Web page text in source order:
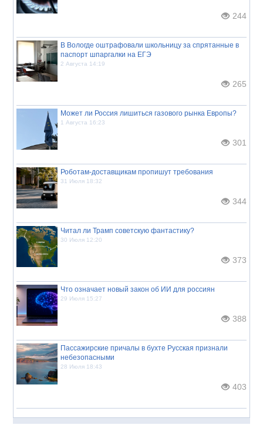
244
В Вологде оштрафовали школьницу за спрятанные в
паспорт шпаргалки на ЕГЭ
2 Августа 14:19
265
Может ли Россия лишиться газового рынка Европы?
1 Августа 16:23
301
Роботам-доставщикам пропишут требования
31 Июля 18:32
344
Читал ли Трамп советскую фантастику?
30 Июля 12:20
373
Что означает новый закон об ИИ для россиян
29 Июля 15:27
388
Пассажирские причалы в бухте Русская признали
небезопасными
28 Июля 18:43
403